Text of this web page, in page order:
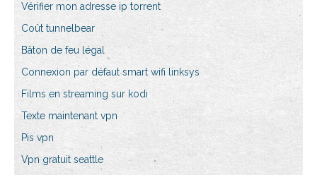
Vérifier mon adresse ip torrent
Coût tunnelbear
Bâton de feu légal
Connexion par défaut smart wifi linksys
Films en streaming sur kodi
Texte maintenant vpn
Pis vpn
Vpn gratuit seattle